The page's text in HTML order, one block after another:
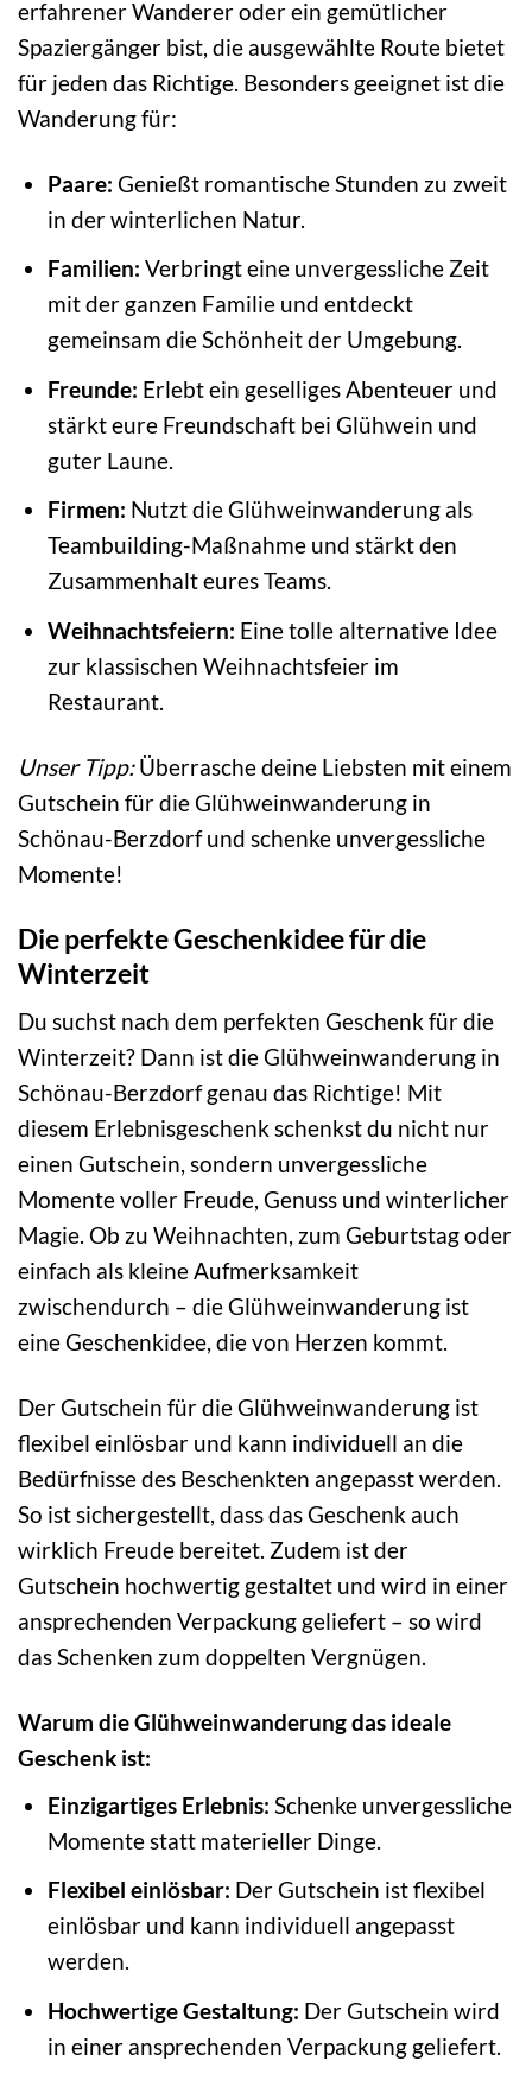
erfahrener Wanderer oder ein gemütlicher
Spaziergänger bist, die ausgewählte Route bietet
für jeden das Richtige. Besonders geeignet ist die
Wanderung für:
Paare: Genießt romantische Stunden zu zweit
in der winterlichen Natur.
Familien: Verbringt eine unvergessliche Zeit
mit der ganzen Familie und entdeckt
gemeinsam die Schönheit der Umgebung.
Freunde: Erlebt ein geselliges Abenteuer und
stärkt eure Freundschaft bei Glühwein und
guter Laune.
Firmen: Nutzt die Glühweinwanderung als
Teambuilding-Maßnahme und stärkt den
Zusammenhalt eures Teams.
Weihnachtsfeiern: Eine tolle alternative Idee
zur klassischen Weihnachtsfeier im
Restaurant.
Unser Tipp:Überrasche deine Liebsten mit einem
Gutschein für die Glühweinwanderung in
Schönau-Berzdorf und schenke unvergessliche
Momente!
Die perfekte Geschenkidee für die
Winterzeit
Du suchst nach dem perfekten Geschenk für die
Winterzeit? Dann ist die Glühweinwanderung in
Schönau-Berzdorf genau das Richtige! Mit
diesem Erlebnisgeschenk schenkst du nicht nur
einen Gutschein, sondern unvergessliche
Momente voller Freude, Genuss und winterlicher
Magie. Ob zu Weihnachten, zum Geburtstag oder
einfach als kleine Aufmerksamkeit
zwischendurch – die Glühweinwanderung ist
eine Geschenkidee, die von Herzen kommt.
Der Gutschein für die Glühweinwanderung ist
flexibel einlösbar und kann individuell an die
Bedürfnisse des Beschenkten angepasst werden.
So ist sichergestellt, dass das Geschenk auch
wirklich Freude bereitet. Zudem ist der
Gutschein hochwertig gestaltet und wird in einer
ansprechenden Verpackung geliefert – so wird
das Schenken zum doppelten Vergnügen.
Warum die Glühweinwanderung das ideale
Geschenk ist:
Einzigartiges Erlebnis: Schenke unvergessliche
Momente statt materieller Dinge.
Flexibel einlösbar: Der Gutschein ist flexibel
einlösbar und kann individuell angepasst
werden.
Hochwertige Gestaltung: Der Gutschein wird
in einer ansprechenden Verpackung geliefert.